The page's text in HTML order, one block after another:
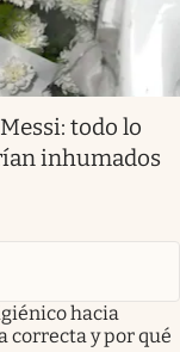
todo lo
inhumados
hacia
correcta y por qué